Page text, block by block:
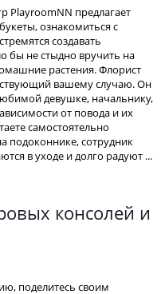
PlayroomNN предлагает
ознакомиться с
создавать
бы не стыдно вручить на
растения. Флорист
вашему случаю. Он
девушке, начальнику,
от повода и их
самостоятельно
подоконнике, сотрудник
в уходе и долго радуют ...
консолей и
поделитесь своим